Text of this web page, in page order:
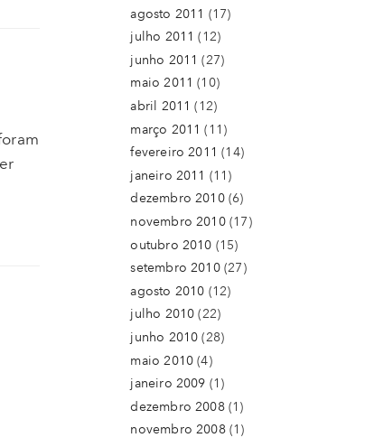
agosto 2011 (17)
julho 2011 (12)
junho 2011 (27)
maio 2011 (10)
abril 2011 (12)
março 2011 (11)
fevereiro 2011 (14)
janeiro 2011 (11)
dezembro 2010(6)
novembro 2010(17)
outubro 2010 (15)
setembro 2010(27)
agosto 2010 (12)
julho 2010 (22)
junho 2010 (28)
maio 2010 (4)
janeiro 2009 (1)
dezembro 2008(1)
novembro 2008(1)